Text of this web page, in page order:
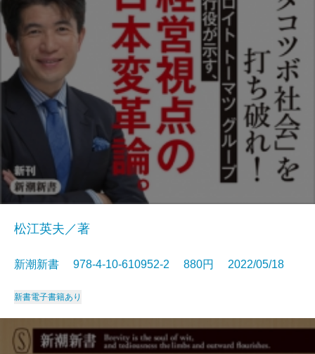
松江英夫／著
新潮新書 978-4-10-610952-2 880円 2022/05/18
新書電子書籍あり